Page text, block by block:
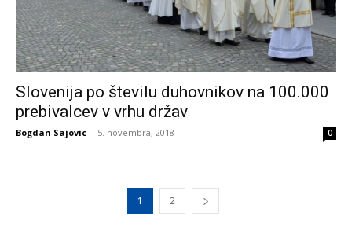
Slovenija po številu duhovnikov na 100.000
prebivalcev v vrhu držav
Bogdan Sajovic - 5. novembra, 2018 0
1 2